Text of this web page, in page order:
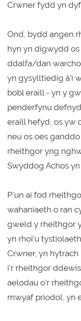
Crwner fydd yn
Ond, bydd angen
hyn yn digwydd
ddalfa/dan
yn gysylltiedig â'i
bobl eraill - yn y
penderfynu
eraill hefyd, os yw
neu os oes
rheithgor yng
Swyddog Achos
P'un ai fod
wahaniaeth o ran
gweld y rheithgor
yn rhoi'u
Crwner, yn
i'r rheithgor
aelodau o'r
mwyaf priodol, yn